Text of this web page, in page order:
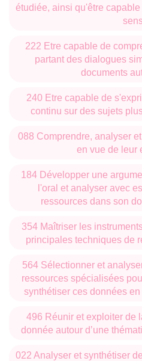
étudiée, ainsi qu'être
222 Etre capable de
partant des dialogues
documents
240 Etre capable de
continu sur des sujets
088 Comprendre, analyser
en vue de leur
184 Développer une
l'oral et analyser avec
ressources dans son
354 Maîtriser les
principales techniques de
564 Sélectionner et
ressources spécialisées
synthétiser ces données
496 Réunir et exploiter de
donnée autour d’une
022 Analyser et synthétiser